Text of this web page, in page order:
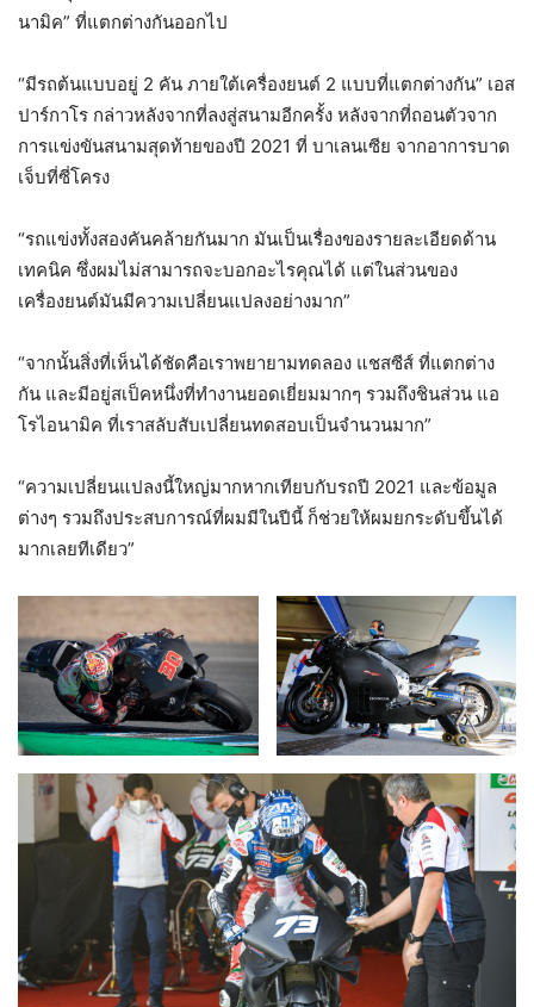
นามิค” ที่แตกต่างกันออกไป
“มีรถต้นแบบอยู่ 2 คัน ภายใต้เครื่องยนต์ 2 แบบที่แตกต่างกัน” เอส
ปาร์กาโร กล่าวหลังจากที่ลงสู่สนามอีกครั้ง หลังจากที่ถอนตัวจาก
การแข่งขันสนามสุดท้ายของปี 2021 ที่ บาเลนเซีย จากอาการบาด
เจ็บที่ซี่โครง
“รถแข่งทั้งสองคันคล้ายกันมาก มันเป็นเรื่องของรายละเอียดด้าน
เทคนิค ซึ่งผมไม่สามารถจะบอกอะไรคุณได้ แต่ในส่วนของ
เครื่องยนต์มันมีความเปลี่ยนแปลงอย่างมาก”
“จากนั้นสิ่งที่เห็นได้ชัดคือเราพยายามทดลอง แชสซีส์ ที่แตกต่าง
กัน และมีอยู่สเป็คหนึ่งที่ทำงานยอดเยี่ยมมากๆ รวมถึงชินส่วน แอ
โรไอนามิค ที่เราสลับสับเปลี่ยนทดสอบเป็นจำนวนมาก”
“ความเปลี่ยนแปลงนี้ใหญ่มากหากเทียบกับรถปี 2021 และข้อมูล
ต่างๆ รวมถึงประสบการณ์ที่ผมมีในปีนี้ ก็ช่วยให้ผมยกระดับขึ้นได้
มากเลยทีเดียว”